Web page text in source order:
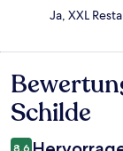
Ja, XXL
Schilde
8,6